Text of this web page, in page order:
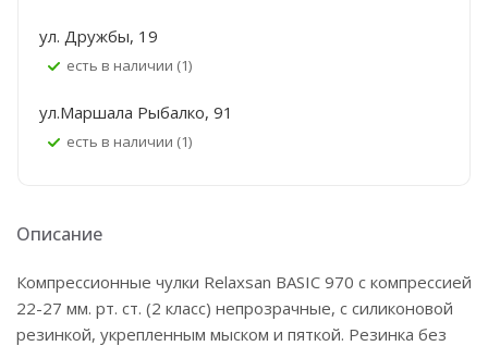
ул. Дружбы, 19
Есть в наличии (1)
ул.Маршала Рыбалко, 91
Есть в наличии (1)
Описание
Компрессионные чулки Relaxsan BASIC 970 с компрессией
22-27 мм. рт. ст. (2 класс) непрозрачные, с силиконовой
резинкой, укрепленным мыском и пяткой. Резинка без